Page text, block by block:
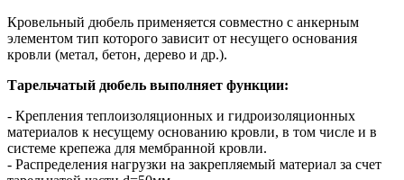
Кровельный дюбель применяется совместно с анкерным
элементом тип которого зависит от несущего основания
кровли (метал, бетон, дерево и др.).
Тарельчатый дюбель выполняет функции:
- Крепления теплоизоляционных и гидроизоляционных
материалов к несущему основанию кровли, в том числе и в
системе крепежа для мембранной кровли.
- Распределения нагрузки на закрепляемый материал за счет